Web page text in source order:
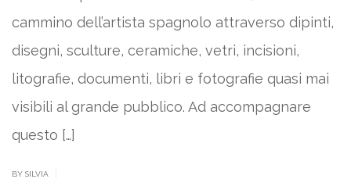
cammino dell’artista spagnolo attraverso dipinti,
disegni, sculture, ceramiche, vetri, incisioni,
litografie, documenti, libri e fotografie quasi mai
visibili al grande pubblico. Ad accompagnare
questo […]
BY SILVIA